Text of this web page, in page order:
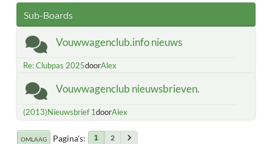
Sub-Boards
Vouwwagenclub.info nieuws
Re: Clubpas 2025doorAlex
Vouwwagenclub nieuwsbrieven.
(2013)Nieuwsbrief 1doorAlex
OMLAAG Pagina's 1 2